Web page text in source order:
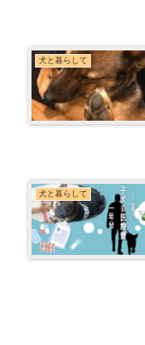
犬と暮らして
犬と暮らして